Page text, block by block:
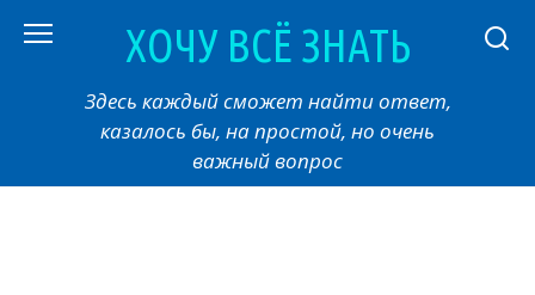
ХОЧУ ВСЁ ЗНАТЬ
Здесь каждый сможет найти ответ,
казалось бы, на простой, но очень
важный вопрос